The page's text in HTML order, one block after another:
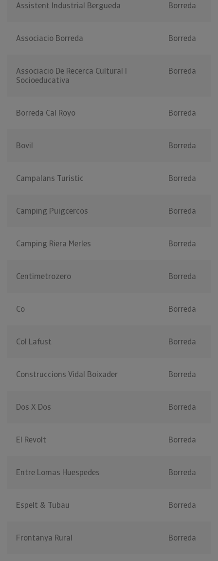
Assistent Industrial Bergueda Borreda
Associacio Borreda Borreda
Associacio De Recerca Cultural I
Socioeducativa
Borreda
Borreda Cal Royo Borreda
Bovil Borreda
Campalans Turistic Borreda
Camping Puigcercos Borreda
Camping Riera Merles Borreda
Centimetrozero Borreda
Co Borreda
Col Lafust Borreda
Construccions Vidal Boixader Borreda
Dos X Dos Borreda
El Revolt Borreda
Entre Lomas Huespedes Borreda
Espelt & Tubau Borreda
Frontanya Rural Borreda